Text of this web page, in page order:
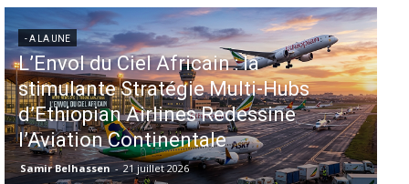
- A LA UNE
Aéroports US : les États-Unis
injectent 870 millions de dollars
dans 339 projets, Los Angeles et
Miami en tête
Samir Belhassen - 6 août 2026